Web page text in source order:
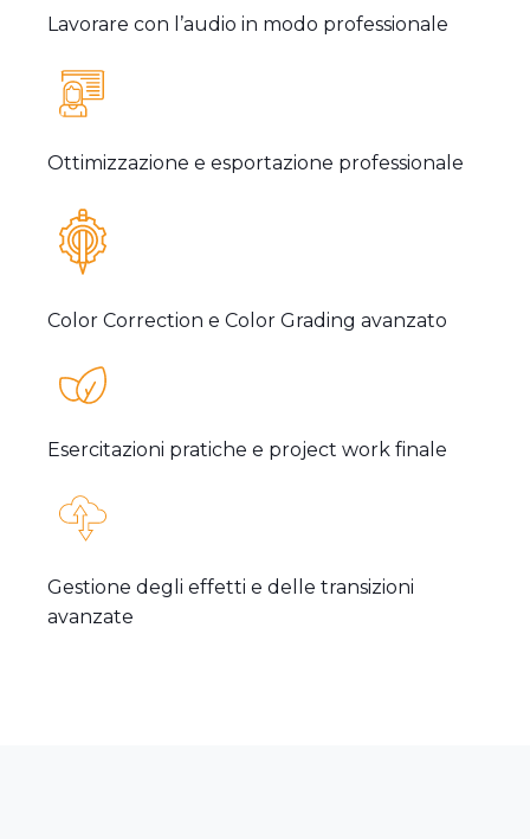
Lavorare con l’audio in modo professionale
Ottimizzazione e esportazione professionale
Color Correction e Color Grading avanzato
Esercitazioni pratiche e project work finale
Gestione degli effetti e delle transizioni
avanzate